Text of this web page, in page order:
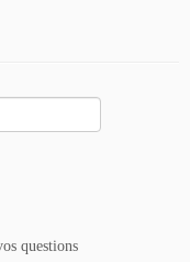
questions